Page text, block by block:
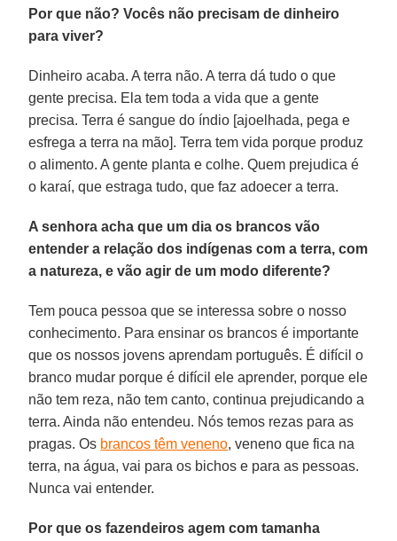
Por que não? Vocês não precisam de dinheiro
para viver?
Dinheiro acaba. A terra não. A terra dá tudo o que
gente precisa. Ela tem toda a vida que a gente
precisa. Terra é sangue do índio [ajoelhada, pega e
esfrega a terra na mão]. Terra tem vida porque produz
o alimento. A gente planta e colhe. Quem prejudica é
o karaí, que estraga tudo, que faz adoecer a terra.
A senhora acha que um dia os brancos vão
entender a relação dos indígenas com a terra, com
a natureza, e vão agir de um modo diferente?
Tem pouca pessoa que se interessa sobre o nosso
conhecimento. Para ensinar os brancos é importante
que os nossos jovens aprendam português. É difícil o
branco mudar porque é difícil ele aprender, porque ele
não tem reza, não tem canto, continua prejudicando a
terra. Ainda não entendeu. Nós temos rezas para as
pragas. Os brancos têm veneno, veneno que fica na
terra, na água, vai para os bichos e para as pessoas.
Nunca vai entender.
Por que os fazendeiros agem com tamanha